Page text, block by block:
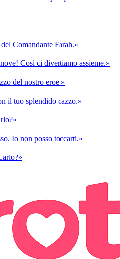
Comandante Farah.»
Così ci divertiamo assieme.»
del nostro eroe.»
il tuo splendido cazzo.»
Io non posso toccarti.»